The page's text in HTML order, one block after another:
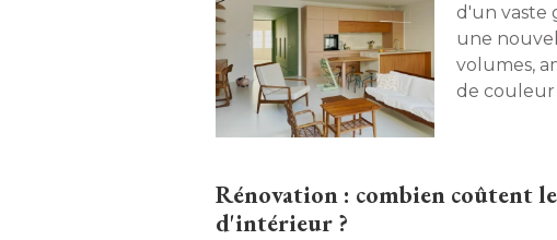
d'un vaste
une
volumes,
de couleur
Rénovation : combien coûtent
d'intérieur ?